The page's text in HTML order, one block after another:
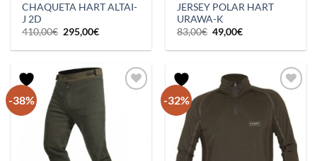
CHAQUETA HART ALTAI-
J 2D
410,00€ El
precio
original
410,00€.
295,00€El
actual
295,00€.
JERSEY POLAR HART
URAWA-K
83,00€ El
precio
original
49,00€El
actual
-38% -32%